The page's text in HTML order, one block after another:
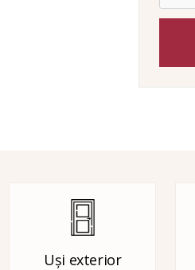
Uși exterior